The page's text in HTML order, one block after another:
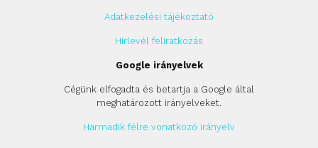
Adatkezelési tájékoztató
Hírlevél feliratkozás
Google irányelvek
Cégünk elfogadta és betartja a Google által
meghatározott irányelveket.
Harmadik félre vonatkozó irányelv